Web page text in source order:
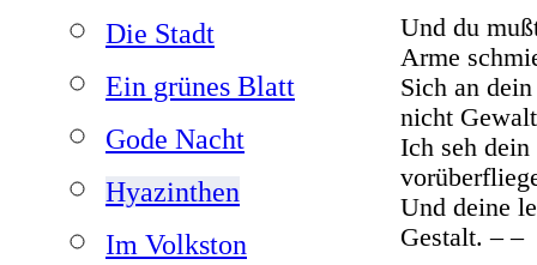
Die Stadt
Ein grünes Blatt
Gode Nacht
Hyazinthen
Im Volkston
Und du
Arme
Sich an
nicht
Ich seh
Und deine
Gestalt. – –